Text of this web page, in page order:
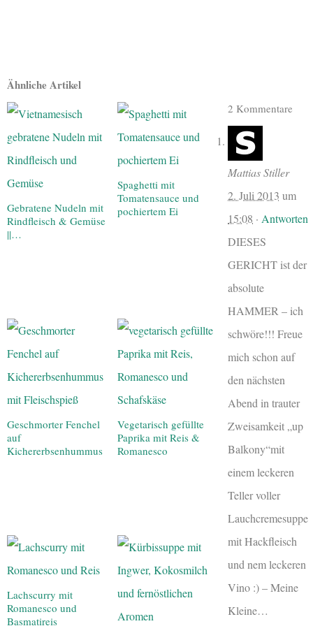
Ähnliche Artikel
Gebratene Nudeln mit
Rindfleisch & Gemüse
||…
Spaghetti mit
Tomatensauce und
pochiertem Ei
Geschmorter Fenchel
auf
Kichererbsenhummus
Vegetarisch gefüllte
Paprika mit Reis &
Romanesco
Lachscurry mit
Romanesco und
Basmatireis
2 Kommentare
Mattias Stiller
2. Juli 2013 um
15:08 · Antworten
DIESES
GERICHT ist der
absolute
HAMMER – ich
schwöre!!! Freue
mich schon auf
den nächsten
Abend in trauter
Zweisamkeit „up
Balkony“mit
einem leckeren
Teller voller
Lauchcremesuppe
mit Hackfleisch
und nem leckeren
Vino :) – Meine
Kleine…